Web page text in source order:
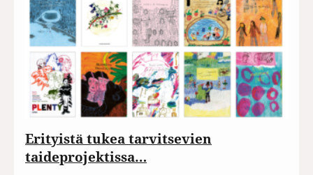
Erityistä tukea tarvitsevien
taideprojektissa…